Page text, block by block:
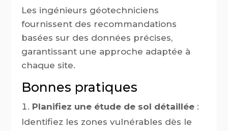
Les ingénieurs géotechniciens
fournissent des recommandations
basées sur des données précises,
garantissant une approche adaptée à
chaque site.
Bonnes pratiques
Planifiez une étude de sol détaillée :
Identifiez les zones vulnérables dès le